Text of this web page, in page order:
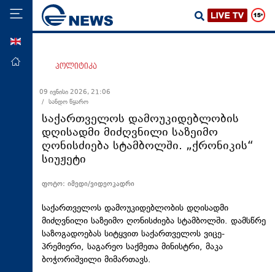
მთავარი
ეკონომიკა
მსოფლიო
ჯანდაცვა
საზოგადოება
სამართალი
თავდაცვა
რეგიონი
კულტურა
სპორტი
პოლიტიკა
09 ივნისი 2026, 21:06
/ სანდო წყარო
საქართველოს დამოუკიდებლობის
დღისადმი მიძღვნილი საზეიმო
ღონისძიება სტამბოლში. „ქრონიკის“
სიუჟეტი
ფოტო: იმედი/ვიდეოკადრი
საქართველოს დამოუკიდებლობის დღისადმი
მიძღვნილი საზეიმო ღონისძიება სტამბოლში. დამსწრე
საზოგადოებას სიტყვით საქართველოს ვიცე-
პრემიერი, საგარეო საქმეთა მინისტრი, მაკა
ბოჭორიშვილი მიმართავს.